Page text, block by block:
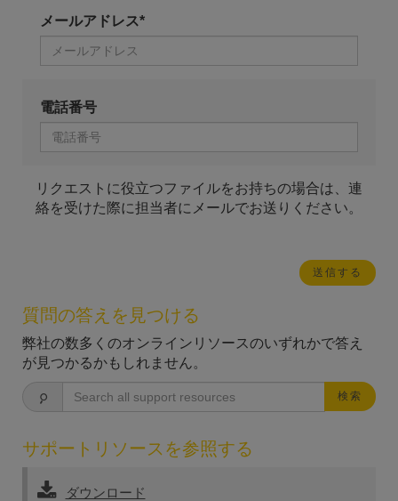
メールアドレス*
電話番号
リクエストに役立つファイルをお持ちの場合は、連
絡を受けた際に担当者にメールでお送りください。
質問の答えを見つける
弊社の数多くのオンラインリソースのいずれかで答え
が見つかるかもしれません。
検索
サポートリソースを参照する
ダウンロード